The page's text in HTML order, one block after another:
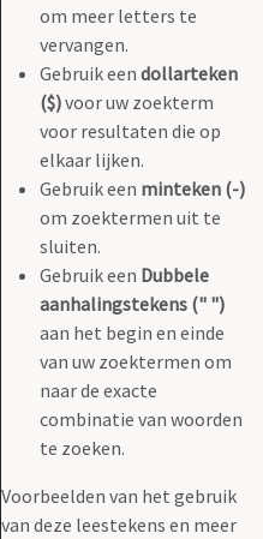
om meer letters te
vervangen.
Gebruik een dollarteken
($)voor uw zoekterm
voor resultaten die op
elkaar lijken.
Gebruik een minteken (-)
om zoektermen uit te
sluiten.
Gebruik een Dubbele
aanhalingstekens (" ")
aan het begin en einde
van uw zoektermen om
naar de exacte
combinatie van woorden
te zoeken.
Voorbeelden van het gebruik
van deze leestekens en meer